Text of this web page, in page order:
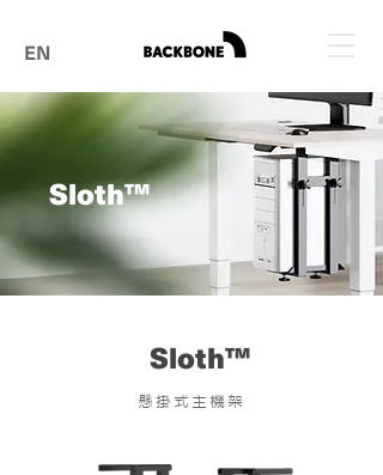
EN
Sloth™
Sloth™
懸掛式主機架